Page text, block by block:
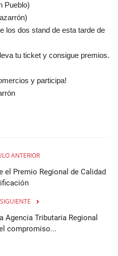
Pueblo)
los dos stand de esta tarde de
tu ticket y consigue premios.
y participa!
ANTERIOR
el Premio Regional de Calidad
Agencia Tributaria Regional
compromiso...